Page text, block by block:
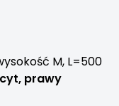
M, L=500
prawy